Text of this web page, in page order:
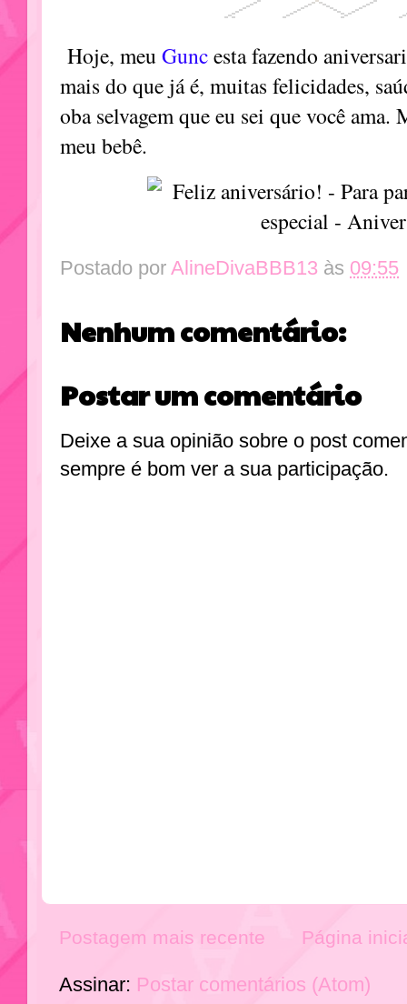
Hoje, meuGuncesta fazendo
mais do que já é, muitas felicidades,
oba selvagem que eu sei que você
meu bebê.
Postado por AlineDivaBBB13 às 09:55
Nenhum comentário:
Postar um comentário
Deixe a sua opinião sobre o post
sempre é bom ver a sua participação.
Postagem mais recente Página
Assinar: Postar comentários (Atom)